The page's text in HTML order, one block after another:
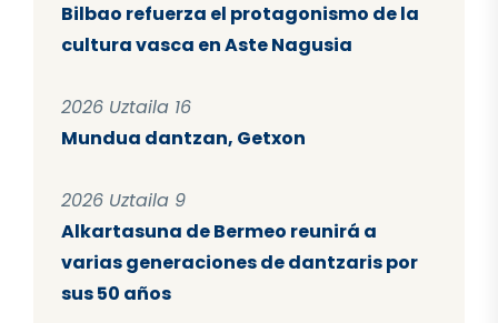
Bilbao refuerza el protagonismo de la
cultura vasca en Aste Nagusia
2026 Uztaila 16
Mundua dantzan, Getxon
2026 Uztaila 9
Alkartasuna de Bermeo reunirá a
varias generaciones de dantzaris por
sus 50 años